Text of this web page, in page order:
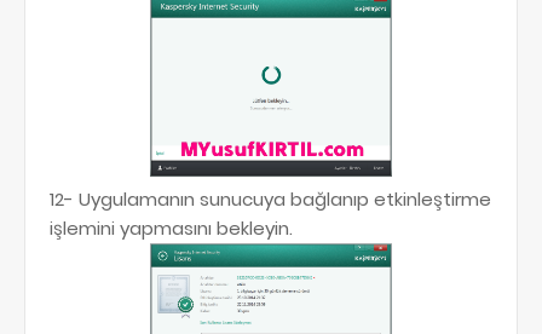
12- Uygulamanın sunucuya bağlanıp etkinleştirme
işlemini yapmasını bekleyin.